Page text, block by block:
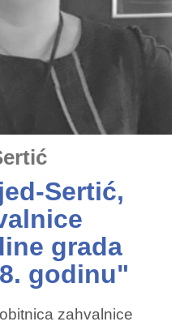
Sertić,
grada
godinu"
zahvalnice